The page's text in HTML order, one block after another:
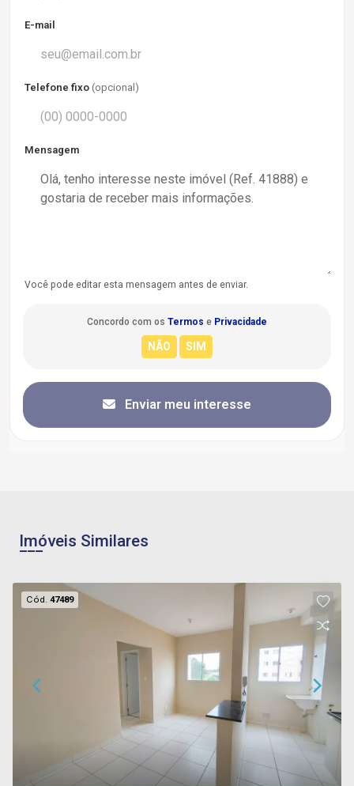
E-mail
Telefone fixo (opcional)
Mensagem
Você pode editar esta mensagem antes de enviar.
Concordo com os Termos e Privacidade
Enviar meu interesse
Imóveis Similares
Cód.47489